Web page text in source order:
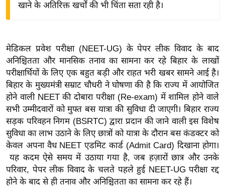
वि
शे
ष
ज्ञ
रा
य
ब
ज
ट
खे
ल
खाने के अतिरिक्त खर्चों की भी चिंता सता रही है।
मेडिकल प्रवेश परीक्षा (NEET-UG) के पेपर लीक विवाद के बाद
अनिश्चितता और मानसिक तनाव का सामना कर रहे बिहार के लाखों
परीक्षार्थियों के लिए एक बहुत बड़ी और राहत भरी खबर सामने आई है।
बिहार के मुख्यमंत्री सम्राट चौधरी ने घोषणा की है कि राज्य में आयोजित
होने वाली NEET की दोबारा परीक्षा (Re-exam) में शामिल होने वाले
सभी उम्मीदवारों को मुफ्त बस यात्रा की सुविधा दी जाएगी। बिहार राज्य
सड़क परिवहन निगम (BSRTC) द्वारा प्रदान की जाने वाली इस विशेष
सुविधा का लाभ उठाने के लिए छात्रों को यात्रा के दौरान बस कंडक्टर को
केवल अपना वैध NEET एडमिट कार्ड (Admit Card) दिखाना होगा।
यह कदम ऐसे समय में उठाया गया है, जब हज़ारों छात्र और उनके
परिवार, पेपर लीक विवाद के चलते पहले हुई NEET-UG परीक्षा रद्द
होने के बाद से ही तनाव और अनिश्चितता का सामना कर रहे हैं।